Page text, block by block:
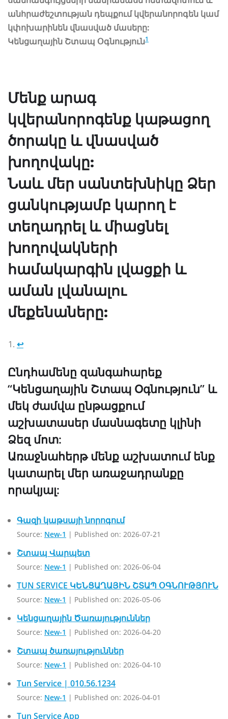
անհրաժեշտության դեպքում կվերանորոգեն կամ
կփոխարինեն վնասված մասերը:
Կենցաղային Շտապ Օգնություն1
Մենք արագ
կվերանորոգենք կաթացող
ծորակը և վնասված
խողովակը:
Նաև մեր սանտեխնիկը Ձեր
ցանկությամբ կարող է
տեղադրել և միացնել
խողովակների
համակարգին լվացքի և
աման լվանալու
մեքենաները:
↩︎
Ընդհամենը զանգահարեք
“Կենցաղային Շտապ Օգնություն” և
մեկ ժամվա ընթացքում
աշխատասեր մասնագետը կլինի
Ձեզ մոտ:
Առաջնահերթ մենք աշխատում ենք
կատարել մեր առաջադրանքը
որակյալ:
Գազի կաթսայի նորոգում
Source: New-1 Published on: 2026-07-21
Շտապ Վարպետ
Source: New-1 Published on: 2026-06-04
TUN SERVICE ԿԵՆՑԱՂԱՅԻՆ ՇՏԱՊ ՕԳՆՈՒԹՅՈՒՆ
Source: New-1 Published on: 2026-05-06
Կենցաղային Ծառայություններ
Source: New-1 Published on: 2026-04-20
Շտապ ծառայություններ
Source: New-1 Published on: 2026-04-10
Tun Service | 010.56.1234
Source: New-1 Published on: 2026-04-01
Tun Service App